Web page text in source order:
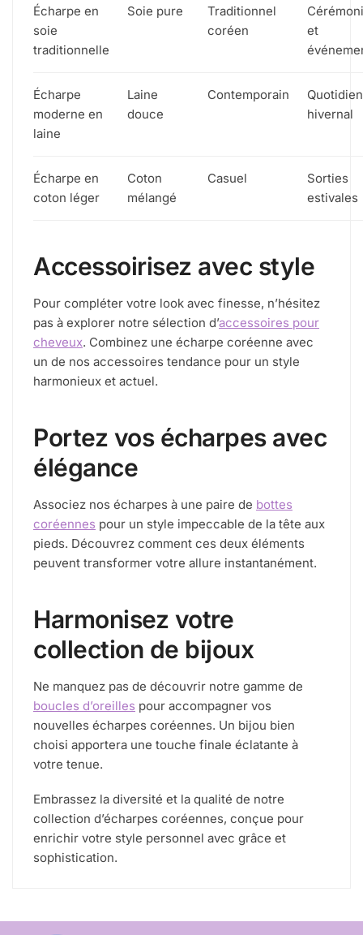
Écharpe en
soie
traditionnelle
Soie pure
Traditionnel
coréen
et
Écharpe
moderne en
laine
Laine
douce
Contemporain
Quotidien
hivernal
Écharpe en
coton léger
Coton
mélangé
Casuel
Sorties
estivales
Accessoirisez avec style
Pour compléter votre look avec finesse, n’hésitez
pas à explorer notre sélection d’accessoires pour
cheveux. Combinez une écharpe coréenne avec
un de nos accessoires tendance pour un style
harmonieux et actuel.
Portez vos écharpes avec
élégance
Associez nos écharpes à une paire de bottes
coréennes pour un style impeccable de la tête aux
pieds. Découvrez comment ces deux éléments
peuvent transformer votre allure instantanément.
Harmonisez votre
collection de bijoux
Ne manquez pas de découvrir notre gamme de
boucles d’oreilles pour accompagner vos
nouvelles écharpes coréennes. Un bijou bien
choisi apportera une touche finale éclatante à
votre tenue.
Embrassez la diversité et la qualité de notre
collection d’écharpes coréennes, conçue pour
enrichir votre style personnel avec grâce et
sophistication.